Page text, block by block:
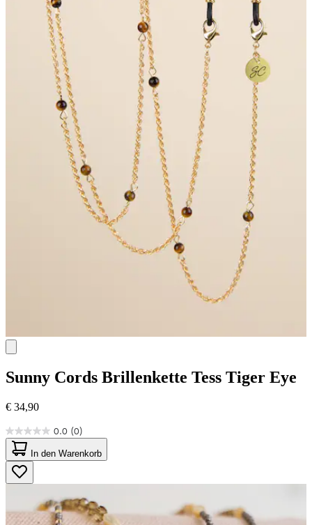
Sunny Cords Brillenkette Tess Tiger Eye
€ 34,90
0.0 (0)
0.0
von
5
Sternen.
In den Warenkorb